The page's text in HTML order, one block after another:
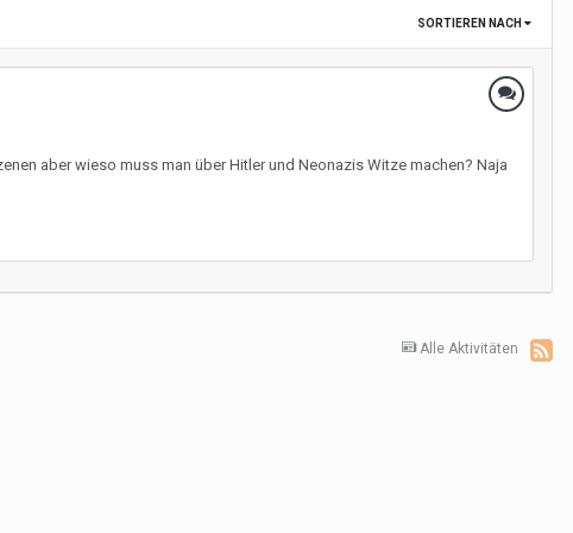
SORTIEREN NACH
aber wieso muss man über Hitler und Neonazis Witze machen? Naja
Alle Aktivitäten